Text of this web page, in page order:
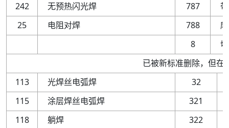
242
无预热闪光焊 787
25
电阻对焊 788
8
已被新标准删除， 但在
113
光焊丝电弧焊 32
115
涂层焊丝电弧焊 321
118
躺焊 322